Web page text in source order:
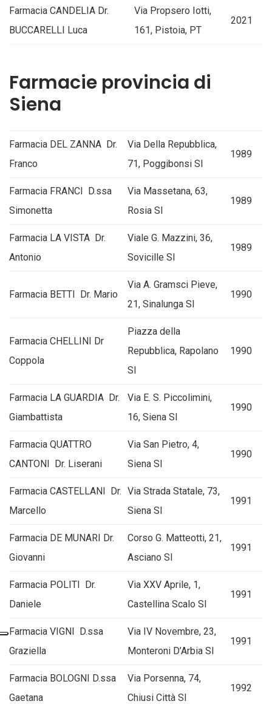
Farmacia CANDELIA Dr.
BUCCARELLI Luca
Via Propsero Iotti,
161, Pistoia, PT
2021
Farmacie provincia di
Siena
Farmacia DEL ZANNA Dr.
Franco
Via Della Repubblica,
71, Poggibonsi SI
1989
Farmacia FRANCI D.ssa
Simonetta
Via Massetana, 63,
Rosia SI
1989
Farmacia LA VISTA Dr.
Antonio
Viale G. Mazzini, 36,
Sovicille SI
1989
Farmacia BETTI Dr. Mario
Via A. Gramsci Pieve,
21, Sinalunga SI
1990
Farmacia CHELLINI Dr
Coppola
Piazza della
Repubblica, Rapolano
SI
1990
Farmacia LA GUARDIA Dr.
Giambattista
Via E. S. Piccolimini,
16, Siena SI
1990
Farmacia QUATTRO
CANTONI Dr. Liserani
Via San Pietro, 4,
Siena SI
1990
Farmacia CASTELLANI Dr.
Marcello
Via Strada Statale, 73,
Siena SI
1991
Farmacia DE MUNARI Dr.
Giovanni
Corso G. Matteotti, 21,
Asciano SI
1991
Farmacia POLITI Dr.
Daniele
Via XXV Aprile, 1,
Castellina Scalo SI
1991
Farmacia VIGNI D.ssa
Graziella
Via IV Novembre, 23,
Monteroni D’Arbia SI
1991
Farmacia BOLOGNI D.ssa
Gaetana
Via Porsenna, 74,
Chiusi Città SI
1992